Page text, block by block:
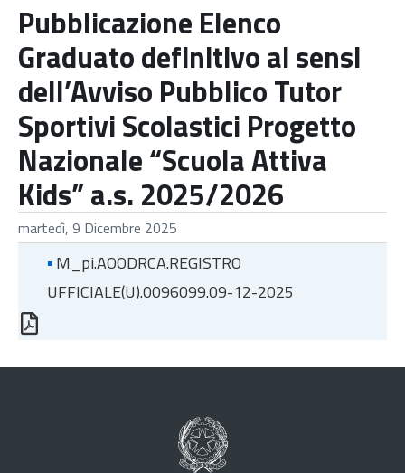
Pubblicazione Elenco
Graduato definitivo ai sensi
dell’Avviso Pubblico Tutor
Sportivi Scolastici Progetto
Nazionale “Scuola Attiva
Kids” a.s. 2025/2026
martedì, 9 Dicembre 2025
▪M_pi.AOODRCA.REGISTRO
UFFICIALE(U).0096099.09-12-2025